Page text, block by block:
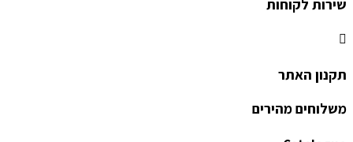
שירות לקוחות
תקנון האתר
משלוחים מהירים